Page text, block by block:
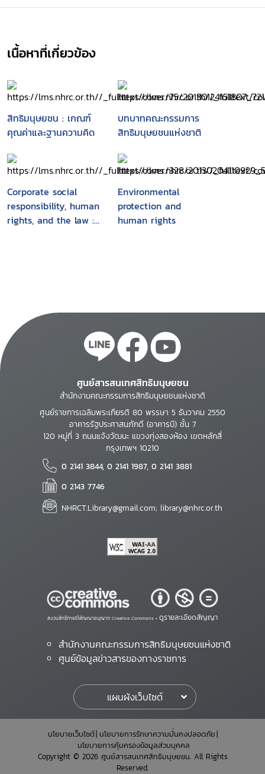
เนื้อหาที่เกี่ยวข้อง
สิทธิมนุษยชน : เกณฑ์
คุณค่าและฐานความคิด
บทบาทคณะกรรมการ
สิทธิมนุษยชนแห่งชาติ
Corporate social
responsibility, human
rights, and the law :
Environmental
protection and
human rights
ศูนย์สารสนเทศสิทธิมนุษยชน
สำนักงานคณะกรรมการสิทธิมนุษยชนแห่งชาติ
ศูนย์ราชการเฉลิมพระเกียรติ 80 พรรษา 5 ธันวาคม 2550
อาคารรัฐประศาสนภักดี (อาคารบี) ชั้น 7
120 หมู่ที่ 3 ถนนแจ้งวัฒนะ แขวงทุ่งสองห้อง เขตหลักสี่
กรุงเทพฯ 10210
0 2141 3844, 0 2141 1987, 0 2141 3881
0 2143 7746
NHRCT.Library@gmail.com; library@nhrc.or.th
สงวนสิทธิ์ภายใต้สัญญาอนุญาต Creative Commons • ดูรายละเอียดสัญญา
สำนักงานคณะกรรมการสิทธิมนุษยชนแห่งชาติ
ศูนย์ข้อมูลข่าวสารของทางราชการ
แผนผังเว็บไซต์
นโยบายเว็บไซต์ นโยบายการรักษาความมั่นคงปลอดภัย
นโยบายการคุ้มครองข้อมูลส่วนบุคคล
Copyright © 2026 ศูนย์สารสนเทศสิทธิมนุษยชน. All Rights
Reserved.